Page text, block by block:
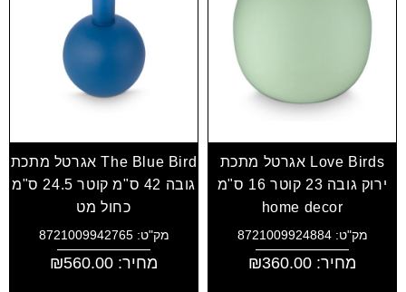
Love Birds אגרטל מתכת
ירוק גובה 23 קוטר 16 ס"מ
home decor
מק"ט: 8721009924884
מחיר: ₪360.00
The Blue Bird אגרטל מתכת
גובה 42 ס"מ קוטר 24.5 ס"מ
כחול מט
מק"ט: 8721009942765
מחיר: ₪560.00